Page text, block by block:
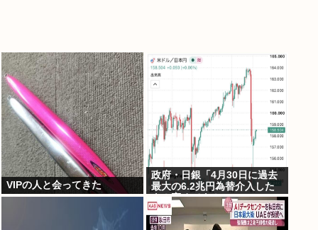
VIPの人と会ってきた
政府・日銀「4月30日に過去
最大の6.2兆円為替介入した
よ！褒めてよ！」